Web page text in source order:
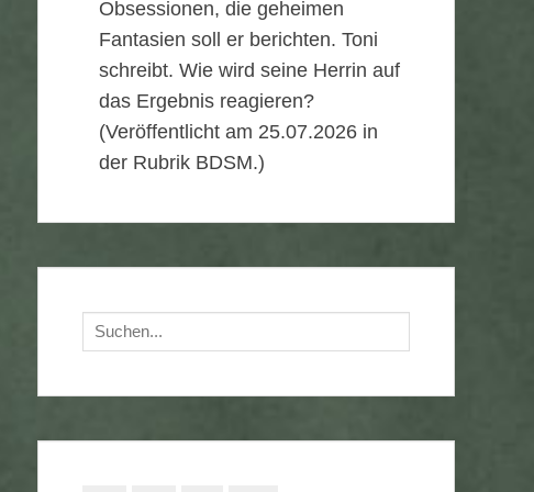
Obsessionen, die geheimen
Fantasien soll er berichten. Toni
schreibt. Wie wird seine Herrin auf
das Ergebnis reagieren?
(Veröffentlicht am 25.07.2026 in
der Rubrik BDSM.)
Suchen
nach: